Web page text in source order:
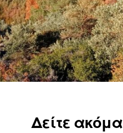
Δείτε ακόμα